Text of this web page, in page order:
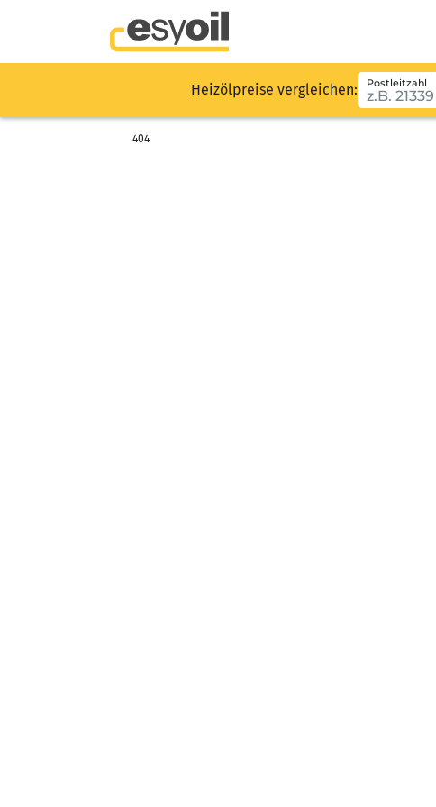
Heizölpreise vergleichen: Postleitzahl
404